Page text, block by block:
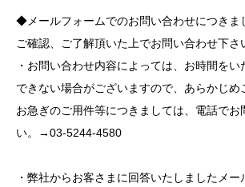
◆メールフォームでのお問い合わせにつきま
ご確認、ご了解頂いた上でお問い合わせ下さ
・お問い合わせ内容によっては、お時間をい
できない場合がございますので、あらかじめ
お急ぎのご用件等につきましては、電話でお
い。→03-5244-4580
・弊社からお客さまに回答いたしましたメー